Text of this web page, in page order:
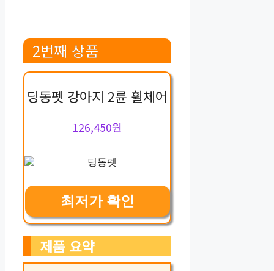
2번째 상품
딩동펫 강아지 2륜 휠체어
126,450원
최저가 확인
제품 요약